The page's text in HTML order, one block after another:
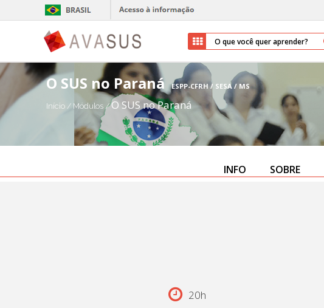
O SUS no Paraná ESPP-CFRH / SESA / MS
Início / Módulos/ O SUS no Paraná
INFO SOBRE
20h